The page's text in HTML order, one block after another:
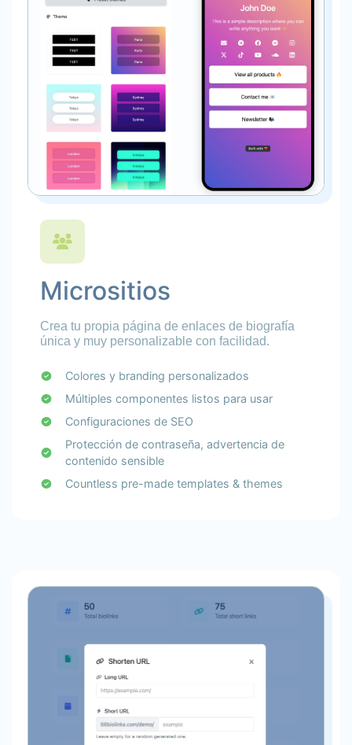
Micrositios
Crea tu propia página de enlaces de biografía
única y muy personalizable con facilidad.
Colores y branding personalizados
Múltiples componentes listos para usar
Configuraciones de SEO
Protección de contraseña, advertencia de
contenido sensible
Countless pre-made templates & themes